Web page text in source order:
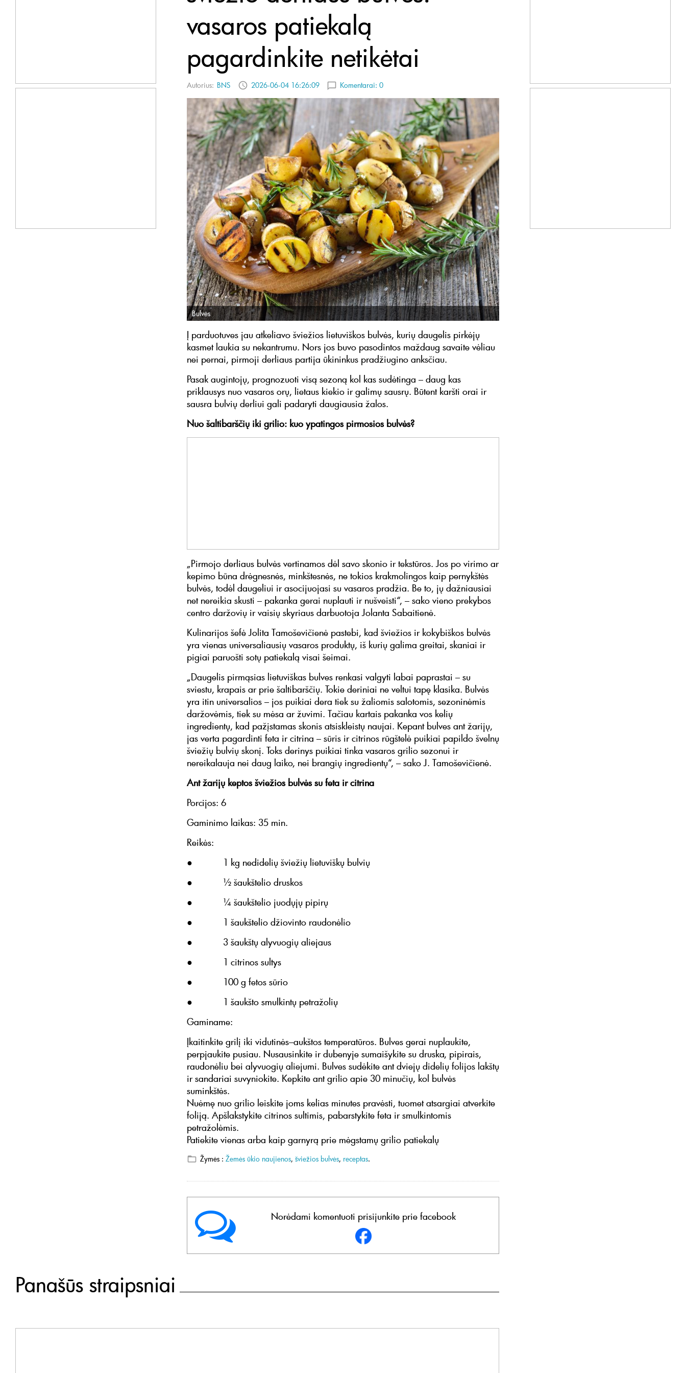
vasaros patiekalą
pagardinkite netikėtai
Autorius: BNS 2026-06-04 16:26:09 Komentarai: 0
Bulvės
Į parduotuves jau atkeliavo šviežios lietuviškos bulvės, kurių daugelis pirkėjų
kasmet laukia su nekantrumu. Nors jos buvo pasodintos maždaug savaite vėliau
nei pernai, pirmoji derliaus partija ūkininkus pradžiugino anksčiau.
Pasak augintojų, prognozuoti visą sezoną kol kas sudėtinga – daug kas
priklausys nuo vasaros orų, lietaus kiekio ir galimų sausrų. Būtent karšti orai ir
sausra bulvių derliui gali padaryti daugiausia žalos.
Nuo šaltibarščių iki grilio: kuo ypatingos pirmosios bulvės?
„Pirmojo derliaus bulvės vertinamos dėl savo skonio ir tekstūros. Jos po virimo ar
kepimo būna drėgnesnės, minkštesnės, ne tokios krakmolingos kaip pernykštės
bulvės, todėl daugeliui ir asocijuojasi su vasaros pradžia. Be to, jų dažniausiai
net nereikia skusti – pakanka gerai nuplauti ir nušveisti“, – sako vieno prekybos
centro daržovių ir vaisių skyriaus darbuotoja Jolanta Sabaitienė.
Kulinarijos šefė Jolita Tamoševičienė pastebi, kad šviežios ir kokybiškos bulvės
yra vienas universaliausių vasaros produktų, iš kurių galima greitai, skaniai ir
pigiai paruošti sotų patiekalą visai šeimai.
„Daugelis pirmąsias lietuviškas bulves renkasi valgyti labai paprastai – su
sviestu, krapais ar prie šaltibarščių. Tokie deriniai ne veltui tapę klasika. Bulvės
yra itin universalios – jos puikiai dera tiek su žaliomis salotomis, sezoninėmis
daržovėmis, tiek su mėsa ar žuvimi. Tačiau kartais pakanka vos kelių
ingredientų, kad pažįstamas skonis atsiskleistų naujai. Kepant bulves ant žarijų,
jas verta pagardinti feta ir citrina – sūris ir citrinos rūgštelė puikiai papildo švelnų
šviežių bulvių skonį. Toks derinys puikiai tinka vasaros grilio sezonui ir
nereikalauja nei daug laiko, nei brangių ingredientų“, – sako J. Tamoševičienė.
Ant žarijų keptos šviežios bulvės su feta ir citrina
Porcijos: 6
Gaminimo laikas: 35 min.
Reikės:
● 1 kg nedidelių šviežių lietuviškų bulvių
● ½ šaukštelio druskos
● ¼ šaukštelio juodųjų pipirų
● 1 šaukštelio džiovinto raudonėlio
● 3 šaukštų alyvuogių aliejaus
● 1 citrinos sultys
● 100 g fetos sūrio
● 1 šaukšto smulkintų petražolių
Gaminame:
Įkaitinkite grilį iki vidutinės–aukštos temperatūros. Bulves gerai nuplaukite,
perpjaukite pusiau. Nusausinkite ir dubenyje sumaišykite su druska, pipirais,
raudonėliu bei alyvuogių aliejumi. Bulves sudėkite ant dviejų didelių folijos lakštų
ir sandariai suvyniokite. Kepkite ant grilio apie 30 minučių, kol bulvės
suminkštės.
Nuėmę nuo grilio leiskite joms kelias minutes pravėsti, tuomet atsargiai atverkite
foliją. Apšlakstykite citrinos sultimis, pabarstykite feta ir smulkintomis
petražolėmis.
Patiekite vienas arba kaip garnyrą prie mėgstamų grilio patiekalų
Žymės : Žemės ūkio naujienos, šviežios bulvės, receptas.
Norėdami komentuoti prisijunkite prie facebook
Panašūs straipsniai